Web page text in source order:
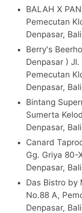
BALAH X
Pemecutan
Denpasar,
Berry's
Denpasar )
Pemecutan
Denpasar,
Bintang
Sumerta
Denpasar,
Canard
Gg. Griya 80-
Denpasar,
Das Bistro by
No.88 A,
Denpasar,